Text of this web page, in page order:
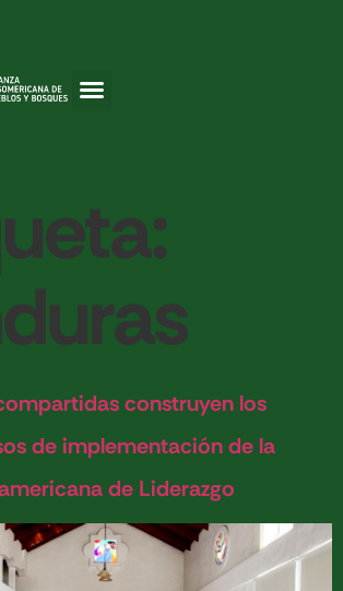
construyen los
de implementación de la
de Liderazgo